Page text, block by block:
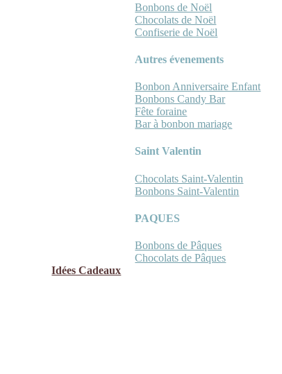
Bonbons de Noël
Chocolats de Noël
Confiserie de Noël
Autres évenements
Bonbon Anniversaire Enfant
Bonbons Candy Bar
Fête foraine
Bar à bonbon mariage
Saint Valentin
Chocolats Saint-Valentin
Bonbons Saint-Valentin
PAQUES
Bonbons de Pâques
Chocolats de Pâques
Idées Cadeaux